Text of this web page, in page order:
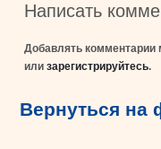
Написать
Добавлять комментарии
или зарегистрируйтесь.
Вернуться на